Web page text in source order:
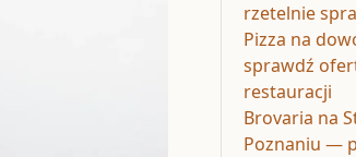
rzetelnie
Pizza na
sprawdź
restauracji
Brovaria na
Poznaniu —